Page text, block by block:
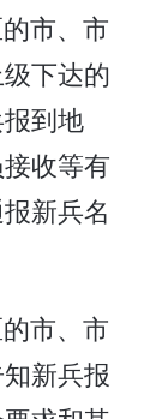
市、市
下达的
到地
收等有
新兵名
市、市
新兵报